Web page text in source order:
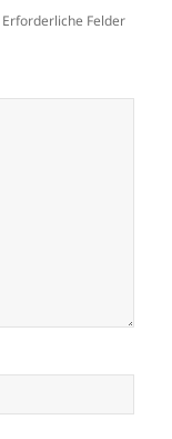
Erforderliche Felder